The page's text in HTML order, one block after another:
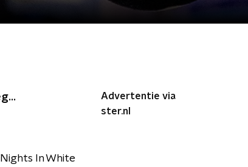
In White
Advertentie via
ster.nl